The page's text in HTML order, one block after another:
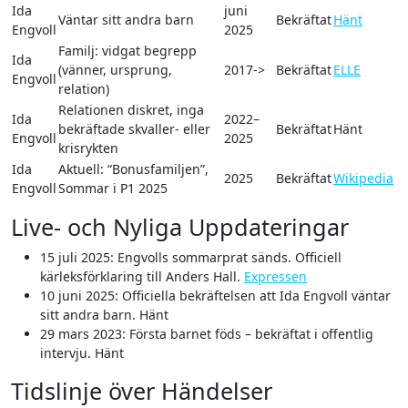
Ida
Engvoll
Väntar sitt andra barn
juni
2025
BekräftatHänt
Ida
Engvoll
Familj: vidgat begrepp
(vänner, ursprung,
relation)
2017-> BekräftatELLE
Ida
Engvoll
Relationen diskret, inga
bekräftade skvaller- eller
krisrykten
2022–
2025
BekräftatHänt
Ida
Engvoll
Aktuell: “Bonusfamiljen”,
Sommar i P1 2025
2025 BekräftatWikipedia
Live- och Nyliga Uppdateringar
15 juli 2025: Engvolls sommarprat sänds. Officiell
kärleksförklaring till Anders Hall. Expressen
10 juni 2025: Officiella bekräftelsen att Ida Engvoll väntar
sitt andra barn. Hänt
29 mars 2023: Första barnet föds – bekräftat i offentlig
intervju. Hänt
Tidslinje över Händelser